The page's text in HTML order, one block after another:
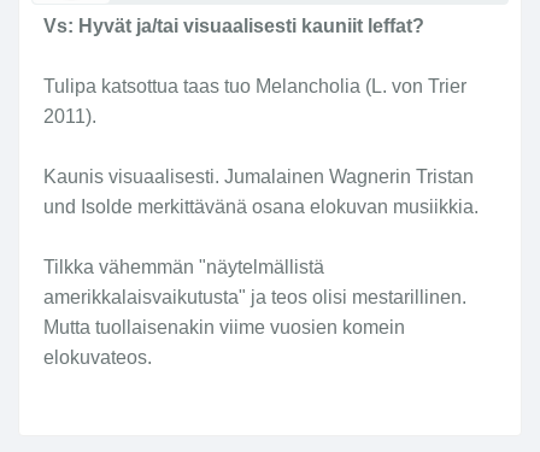
Vs: Hyvät ja/tai visuaalisesti kauniit leffat?
Tulipa katsottua taas tuo Melancholia (L. von Trier
2011).
Kaunis visuaalisesti. Jumalainen Wagnerin Tristan
und Isolde merkittävänä osana elokuvan musiikkia.
Tilkka vähemmän "näytelmällistä
amerikkalaisvaikutusta" ja teos olisi mestarillinen.
Mutta tuollaisenakin viime vuosien komein
elokuvateos.